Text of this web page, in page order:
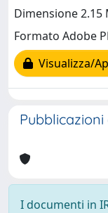
Dimensione 2.15
Formato Adobe
Visualizza/
I documenti in